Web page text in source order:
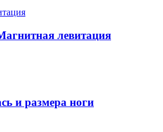
левитация
и размера ноги